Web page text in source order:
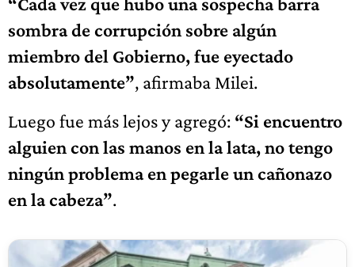
sombra de corrupción sobre algún
miembro del Gobierno, fue eyectado
absolutamente”, afirmaba Milei.
Luego fue más lejos y agregó: “Si encuentro
alguien con las manos en la lata, no tengo
ningún problema en pegarle un cañonazo
en la cabeza”.